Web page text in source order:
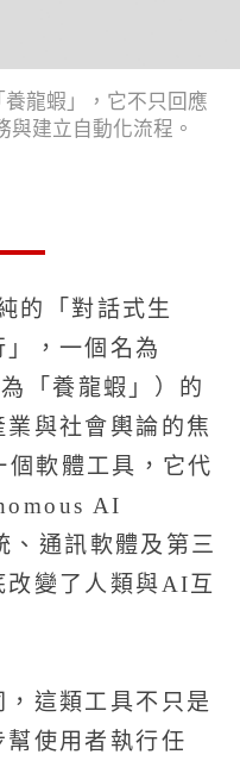
龍蝦」，它不只回應
與建立自動化流程。
的「對話式生
，一個名為
「養龍蝦」）的
與社會輿論的焦
軟體工具，它代
AI
、通訊軟體及第三
改變了人類與AI互
這類工具不只是
幫使用者執行任